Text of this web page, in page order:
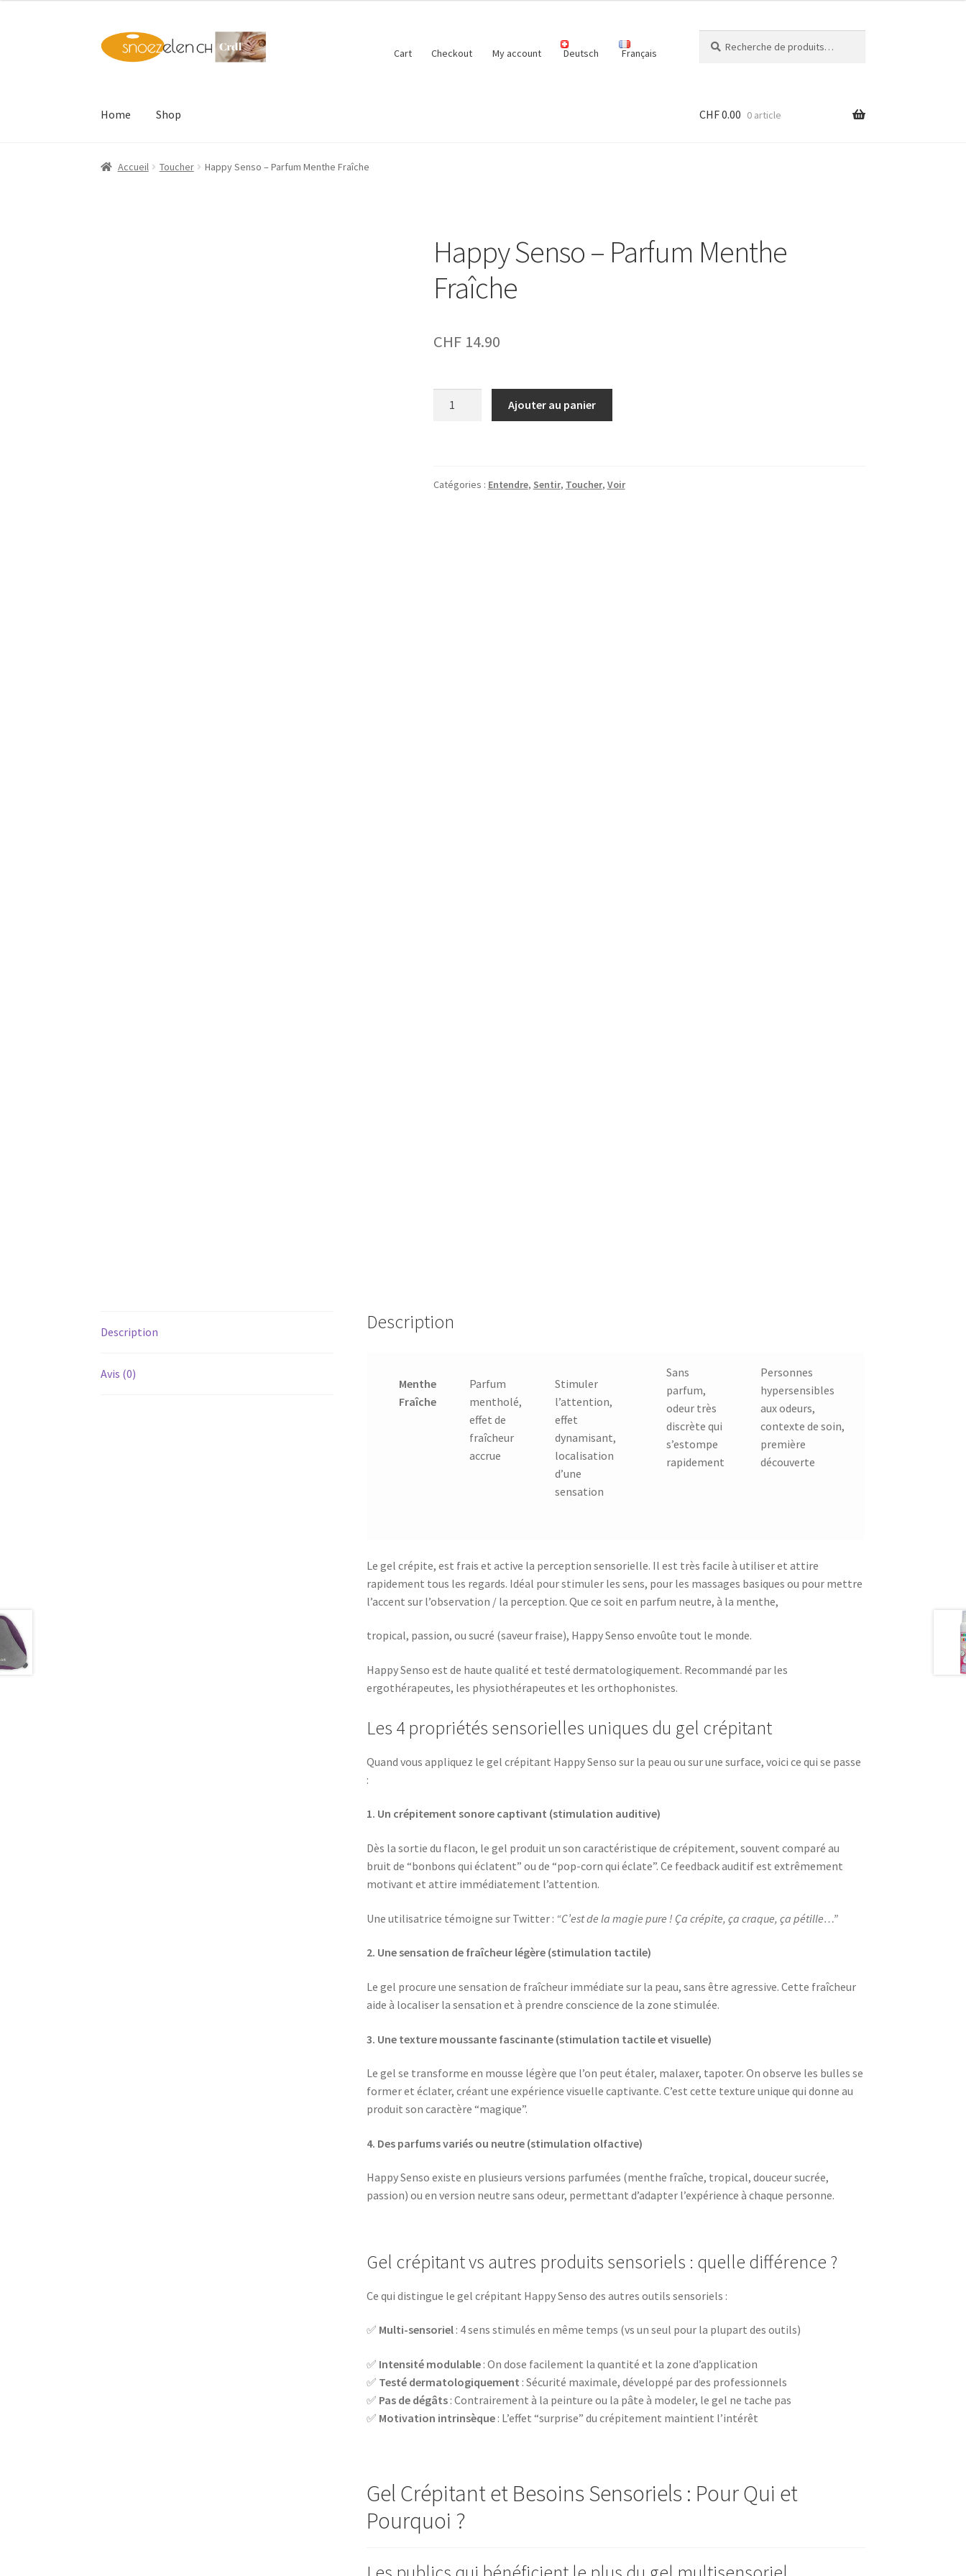
Aller
à
Aller
au
Cart Checkout My account Deutsch Français
pour :
Home Shop CHF0.00 0 article
Accueil Toucher Happy Senso – Parfum Menthe Fraîche
Happy Senso – Parfum Menthe
Fraîche
CHF14.90
Parfum
Ajouter au panier
Catégories : Entendre, Sentir, Toucher, Voir
Description
Avis (0)
Description
Menthe
Fraîche
Parfum
mentholé,
effet de
fraîcheur
accrue
Stimuler
l’attention,
effet
dynamisant,
localisation
d’une
sensation
Sans
parfum,
odeur très
discrète qui
s’estompe
rapidement
Personnes
hypersensibles
aux odeurs,
contexte de soin,
première
découverte
Le gel crépite, est frais et active la perception sensorielle. Il est très facile à utiliser et attire
rapidement tous les regards. Idéal pour stimuler les sens, pour les massages basiques ou pour mettre
l’accent sur l’observation / la perception. Que ce soit en parfum neutre, à la menthe,
tropical, passion, ou sucré (saveur fraise), Happy Senso envoûte tout le monde.
Happy Senso est de haute qualité et testé dermatologiquement. Recommandé par les
ergothérapeutes, les physiothérapeutes et les orthophonistes.
Les 4 propriétés sensorielles uniques du gel crépitant
Quand vous appliquez le gel crépitant Happy Senso sur la peau ou sur une surface, voici ce qui se passe
:
1. Un crépitement sonore captivant (stimulation auditive)
Dès la sortie du flacon, le gel produit un son caractéristique de crépitement, souvent comparé au
bruit de “bonbons qui éclatent” ou de “pop-corn qui éclate”. Ce feedback auditif est extrêmement
motivant et attire immédiatement l’attention.
Une utilisatrice témoigne sur Twitter : “C’est de la magie pure ! Ça crépite, ça craque, ça pétille…”
2. Une sensation de fraîcheur légère (stimulation tactile)
Le gel procure une sensation de fraîcheur immédiate sur la peau, sans être agressive. Cette fraîcheur
aide à localiser la sensation et à prendre conscience de la zone stimulée.
3. Une texture moussante fascinante (stimulation tactile et visuelle)
Le gel se transforme en mousse légère que l’on peut étaler, malaxer, tapoter. On observe les bulles se
former et éclater, créant une expérience visuelle captivante. C’est cette texture unique qui donne au
produit son caractère “magique”.
4. Des parfums variés ou neutre (stimulation olfactive)
Happy Senso existe en plusieurs versions parfumées (menthe fraîche, tropical, douceur sucrée,
passion) ou en version neutre sans odeur, permettant d’adapter l’expérience à chaque personne.
Gel crépitant vs autres produits sensoriels : quelle différence ?
Ce qui distingue le gel crépitant Happy Senso des autres outils sensoriels :
✅ Multi-sensoriel : 4 sens stimulés en même temps (vs un seul pour la plupart des outils)
✅ Intensité modulable : On dose facilement la quantité et la zone d’application
✅ Testé dermatologiquement : Sécurité maximale, développé par des professionnels
✅ Pas de dégâts : Contrairement à la peinture ou la pâte à modeler, le gel ne tache pas
✅ Motivation intrinsèque : L’effet “surprise” du crépitement maintient l’intérêt
Gel Crépitant et Besoins Sensoriels : Pour Qui et
Pourquoi ?